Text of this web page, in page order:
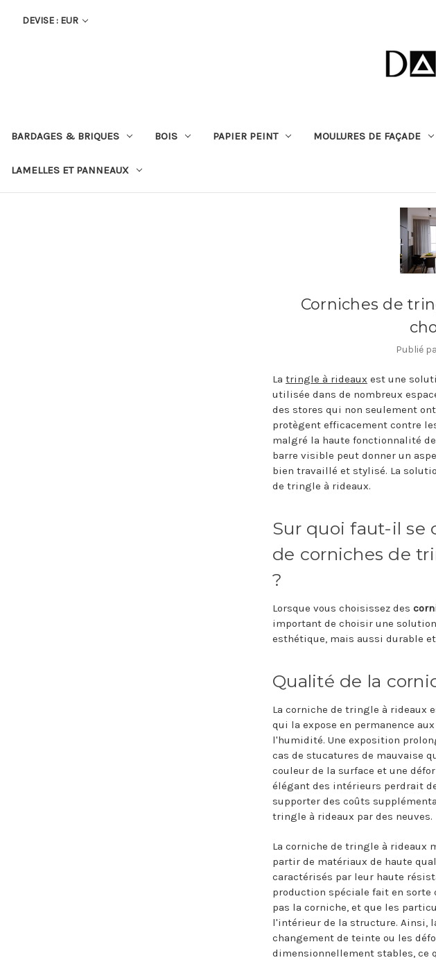
DEVISE : EUR
BARDAGES & BRIQUES BOIS PAPIER PEINT MOULURES DE FAÇADE
LAMELLES ET PANNEAUX
Corniches de
Publié
La tringle à rideaux est une
utilisée dans de nombreux
des stores qui non seulement
protègent efficacement contre
malgré la haute fonctionnalité
barre visible peut donner un
bien travaillé et stylisé. La
de tringle à rideaux.
Sur quoi faut-il se
de corniches de
?
Lorsque vous choisissez des
important de choisir une
esthétique, mais aussi durable
Qualité de la
La corniche de tringle à rideaux
qui la expose en permanence
l'humidité. Une exposition
cas de stucatures de mauvaise
couleur de la surface et une
élégant des intérieurs perdrait
supporter des coûts
tringle à rideaux par des neuves.
La corniche de tringle à rideaux
partir de matériaux de haute
caractérisés par leur haute
production spéciale fait en sorte
pas la corniche, et que les
l'intérieur de la structure. Ainsi,
changement de teinte ou les
dimensionnellement stables, ce